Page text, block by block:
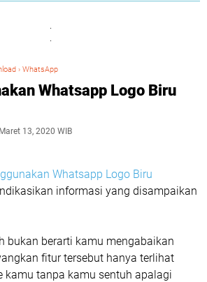
› WhatsApp
Whatsapp Logo Biru
13, 2020 WIB
Whatsapp Logo Biru
informasi yang disampaikan
bukan berarti kamu mengabaikan
fitur tersebut hanya terlihat
kamu tanpa kamu sentuh apalagi